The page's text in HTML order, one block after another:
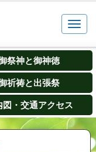
祭神と御神徳
祈祷と出張祭
図・交通アクセス